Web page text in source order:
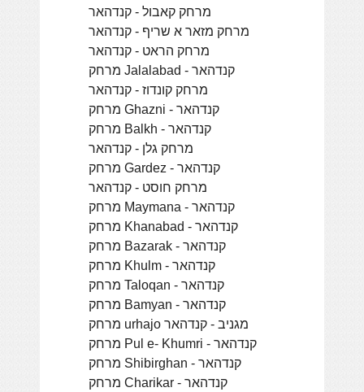
מרחק קאבול - קנדהאר
מרחק מזאר א שריף - קנדהאר
מרחק הראט - קנדהאר
מרחק Jalalabad - קנדהאר
מרחק קונדוז - קנדהאר
מרחק Ghazni - קנדהאר
מרחק Balkh - קנדהאר
מרחק גלן - קנדהאר
מרחק Gardez - קנדהאר
מרחק חוסט - קנדהאר
מרחק Maymana - קנדהאר
מרחק Khanabad - קנדהאר
מרחק Bazarak - קנדהאר
מרחק Khulm - קנדהאר
מרחק Taloqan - קנדהאר
מרחק Bamyan - קנדהאר
מרחק urhajo מגניב - קנדהאר
מרחק Pul e- Khumri - קנדהאר
מרחק Shibirghan - קנדהאר
מרחק Charikar - קנדהאר